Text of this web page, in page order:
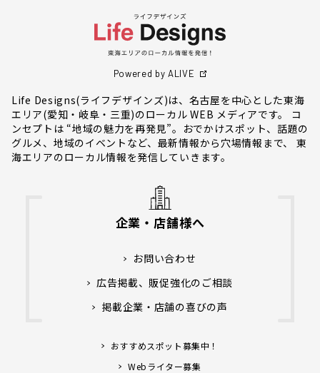
Powered by ALIVE
Life Designs(ライフデザインズ)は、名古屋を中心とした東海
エリア(愛知・岐阜・三重)のローカル WEB メディアです。 コ
ンセプトは “地域の魅力を再発見”。おでかけスポット、話題の
グルメ、地域のイベントなど、最新情報から穴場情報まで、 東
海エリアのローカル情報を発信していきます。
企業・店舗様へ
お問い合わせ
広告掲載、販促強化のご相談
掲載企業・店舗の喜びの声
おすすめスポット募集中！
Webライター募集